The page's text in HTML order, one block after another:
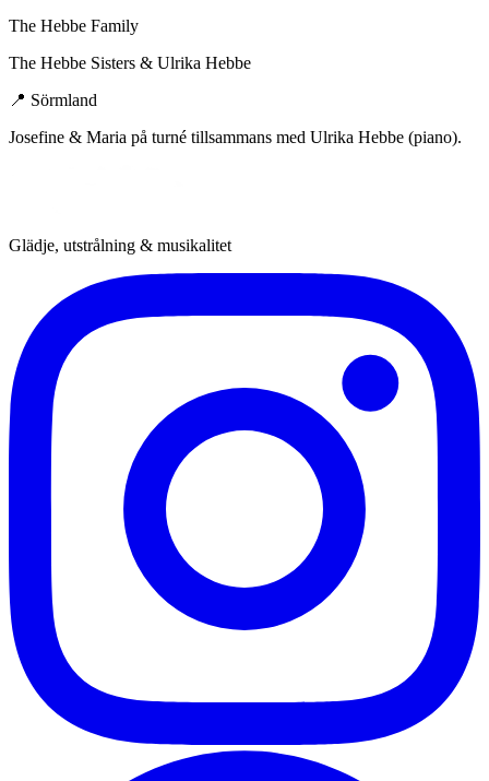
The Hebbe Family
The Hebbe Sisters & Ulrika Hebbe
📍 Sörmland
Josefine & Maria på turné tillsammans med Ulrika Hebbe (piano).
Glädje, utstrålning & musikalitet